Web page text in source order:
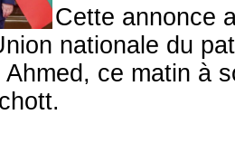
Cette annonce
nationale du
ce matin à